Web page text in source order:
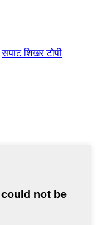
सपाट शिखर टोपी